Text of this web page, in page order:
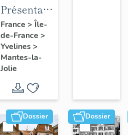
Présentation
de l'étude
France > Île-
de-France >
Yvelines>
Mantes-la-
Jolie
Dossier Dossier